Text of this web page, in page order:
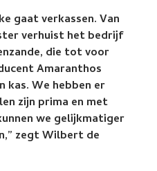
gaat verkassen. Van
verhuist het bedrijf
die tot voor
Amaranthos
kas. We hebben er
zijn prima en met
we gelijkmatiger
zegt Wilbert de